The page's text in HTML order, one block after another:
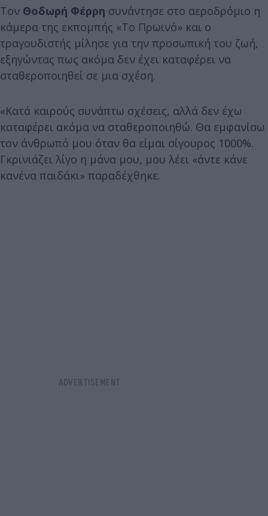
Τον Θοδωρή Φέρρη συνάντησε στο αεροδρόμιο η
κάμερα της εκπομπής «Το Πρωινό» και ο
τραγουδιστής μίλησε για την προσωπική του ζωή,
εξηγώντας πως ακόμα δεν έχει καταφέρει να
σταθεροποιηθεί σε μια σχέση.
«Κατά καιρούς συνάπτω σχέσεις, αλλά δεν έχω
καταφέρει ακόμα να σταθεροποιηθώ. Θα εμφανίσω
τον άνθρωπό μου όταν θα είμαι σίγουρος 1000%.
Γκρινιάζει λίγο η μάνα μου, μου λέει «άντε κάνε
κανένα παιδάκι» παραδέχθηκε.